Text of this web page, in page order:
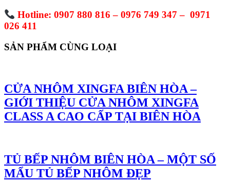
Hotline: 0907 880 816 – 0976 749 347 – 0971
026 411
SẢN PHẨM CÙNG LOẠI
CỬA NHÔM XINGFA BIÊN HÒA –
GIỚI THIỆU CỬA NHÔM XINGFA
CLASS A CAO CẤP TẠI BIÊN HÒA
TỦ BẾP NHÔM BIÊN HÒA – MỘT SỐ
MẨU TỦ BẾP NHÔM ĐẸP